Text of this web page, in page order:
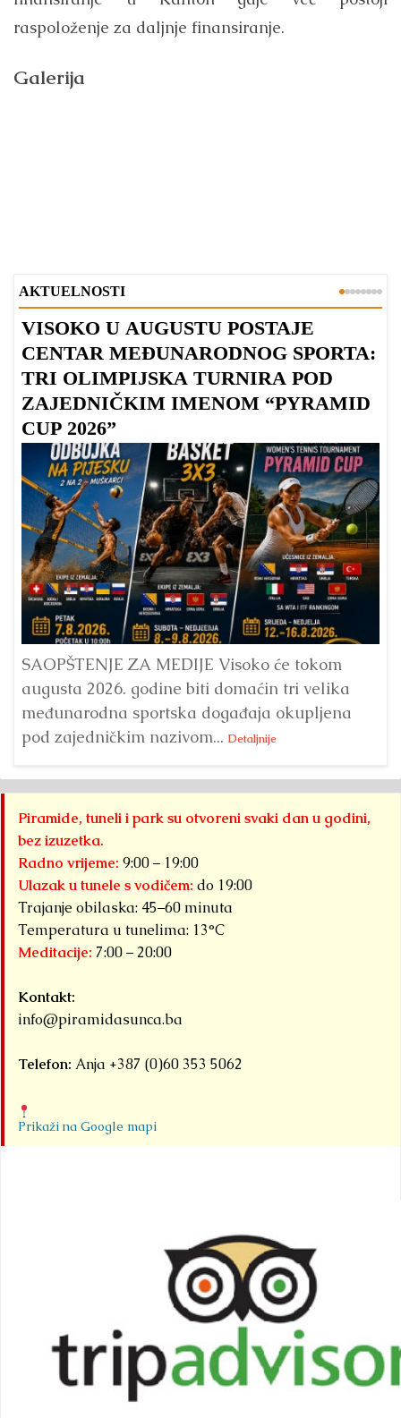
raspoloženje za daljnje finansiranje.
Galerija
AKTUELNOSTI
VISOKO U AUGUSTU POSTAJE
CENTAR MEĐUNARODNOG SPORTA:
TRI OLIMPIJSKA TURNIRA POD
ZAJEDNIČKIM IMENOM “PYRAMID
CUP 2026”
SAOPŠTENJE ZA MEDIJE Visoko će tokom
augusta 2026. godine biti domaćin tri velika
međunarodna sportska događaja okupljena
pod zajedničkim nazivom... Detaljnije
Piramide, tuneli i park su otvoreni svaki dan u godini,
bez izuzetka.
Radno vrijeme: 9:00 – 19:00
Ulazak u tunele s vodičem: do 19:00
Trajanje obilaska: 45–60 minuta
Temperatura u tunelima: 13°C
Meditacije: 7:00 – 20:00
Kontakt:
info@piramidasunca.ba
Telefon: Anja +387 (0)60 353 5062
Prikaži na Google mapi